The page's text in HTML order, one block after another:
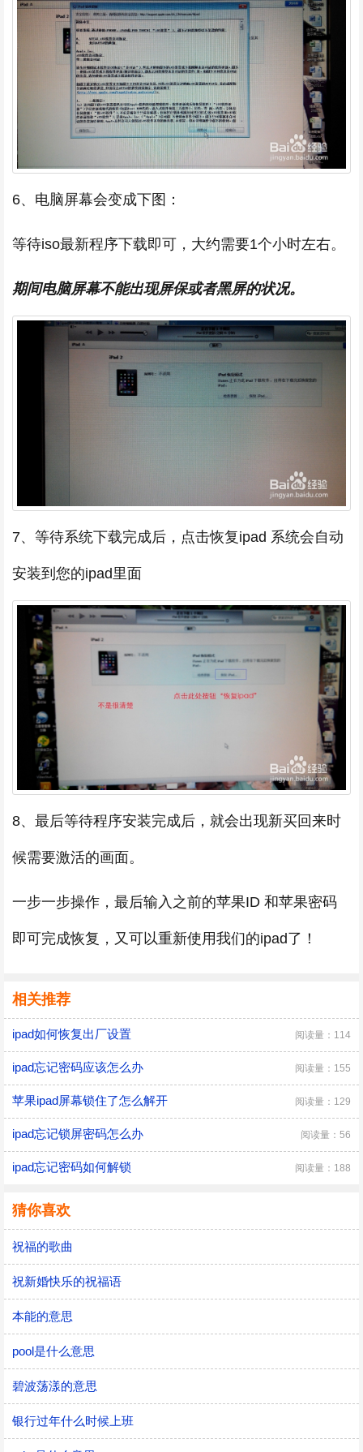
6、电脑屏幕会变成下图：
等待iso最新程序下载即可，大约需要1个小时左右。
期间电脑屏幕不能出现屏保或者黑屏的状况。
7、等待系统下载完成后，点击恢复ipad 系统会自动
安装到您的ipad里面
8、最后等待程序安装完成后，就会出现新买回来时
候需要激活的画面。
一步一步操作，最后输入之前的苹果ID 和苹果密码
即可完成恢复，又可以重新使用我们的ipad了！
相关推荐
ipad如何恢复出厂设置 阅读量：114
ipad忘记密码应该怎么办 阅读量：155
苹果ipad屏幕锁住了怎么解开 阅读量：129
ipad忘记锁屏密码怎么办 阅读量：56
ipad忘记密码如何解锁 阅读量：188
猜你喜欢
祝福的歌曲
祝新婚快乐的祝福语
本能的意思
pool是什么意思
碧波荡漾的意思
银行过年什么时候上班